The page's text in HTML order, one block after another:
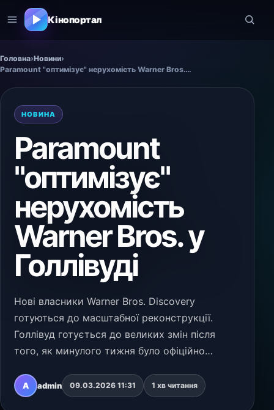
Кінопортал
Головна›Новини›
Paramount "оптимізує" нерухомість Warner Bros. у Голлівуді
НОВИНА
Paramount
"оптимізує"
нерухомість
Warner Bros. у
Голлівуді
Нові власники Warner Bros. Discovery
готуються до масштабної реконструкції.
Голлівуд готується до великих змін після
того, як минулого тижня було офіційно
Discovery компанією Paramount Skydance. Як
повідомляє Los Angeles T…
A admin 09.03.2026 11:31 1 хв читання